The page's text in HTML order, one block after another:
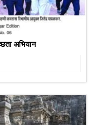
अभियान